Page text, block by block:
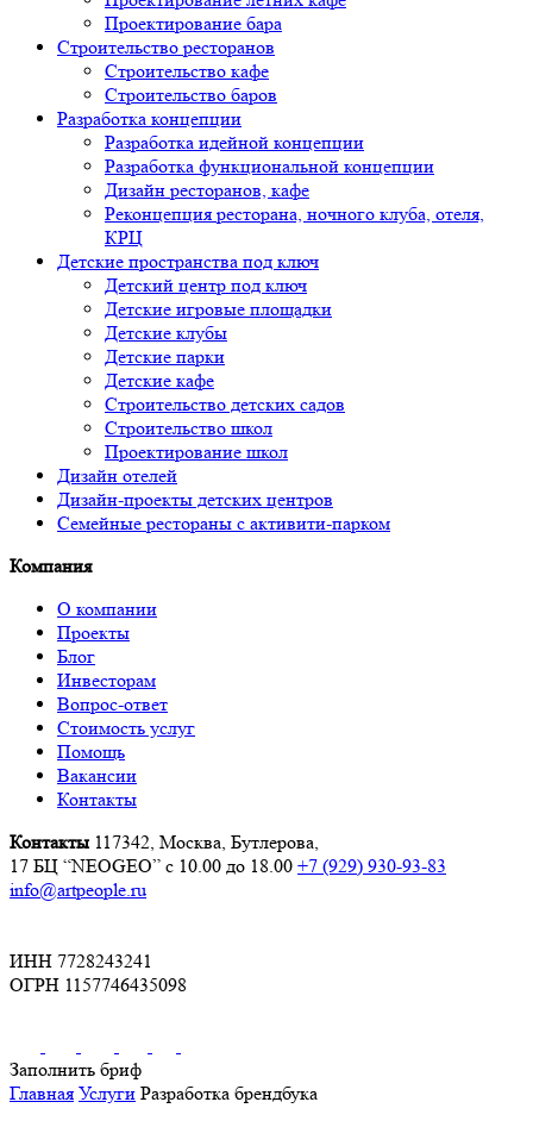
Проектирование бара
Строительство ресторанов
Строительство кафе
Строительство баров
Разработка концепции
Разработка идейной концепции
Разработка функциональной концепции
Дизайн ресторанов, кафе
Реконцепция ресторана, ночного клуба, отеля,
КРЦ
Детские пространства под ключ
Детский центр под ключ
Детские игровые площадки
Детские клубы
Детские парки
Детские кафе
Строительство детских садов
Строительство школ
Проектирование школ
Дизайн отелей
Дизайн-проекты детских центров
Семейные рестораны с активити-парком
Компания
О компании
Проекты
Блог
Инвесторам
Вопрос-ответ
Стоимость услуг
Помощь
Вакансии
Контакты
Контакты 117342, Москва, Бутлерова,
17 БЦ “NEOGEO” с 10.00 до 18.00 +7 (929) 930-93-83
info@artpeople.ru
ИНН 7728243241
ОГРН 1157746435098
Заполнить бриф
Главная Услуги Разработка брендбука